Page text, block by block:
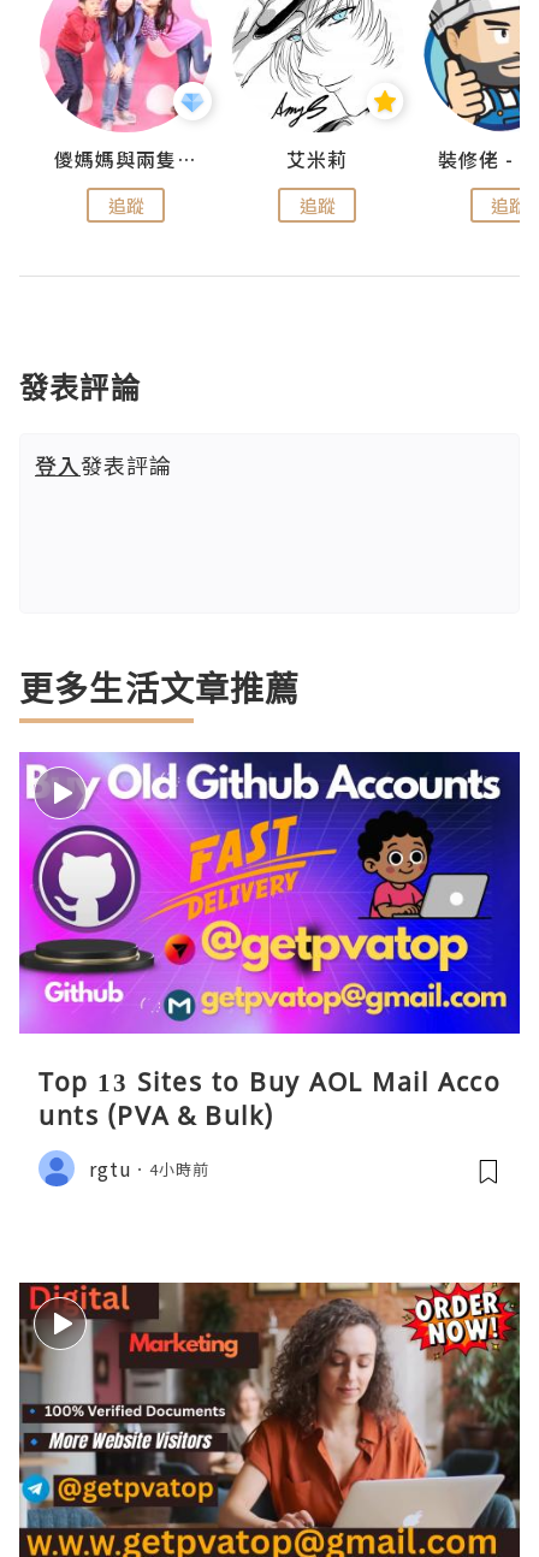
儍媽媽與兩隻小魔怪之家
追蹤
艾米莉
追蹤 追蹤
發表評論
登入發表評論
更多生活文章推薦
Top 13 Sites to Buy AOL Mail Acco
unts (PVA & Bulk)
rgtu 4小時前